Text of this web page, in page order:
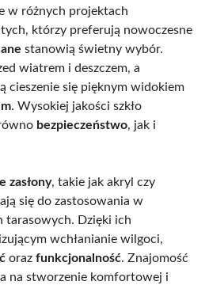
w różnych projektach
którzy preferują nowoczesne
stanowią świetny wybór.
wiatrem i deszczem, a
cieszenie się pięknym widokiem
. Wysokiej jakości szkło
bezpieczeństwo, jak i
zasłony, takie jak akryl czy
się do zastosowania w
tarasowych. Dzięki ich
wchłanianie wilgoci,
oraz funkcjonalność. Znajomość
na stworzenie komfortowej i